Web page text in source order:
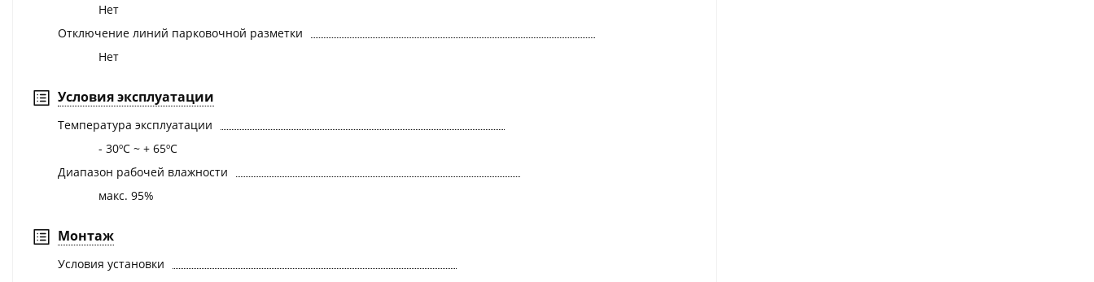
Нет
Отключение линий парковочной разметки
Нет
Условия эксплуатации
Температура эксплуатации
- 30ºС ~ + 65ºС
Диапазон рабочей влажности
макс. 95%
Монтаж
Условия установки